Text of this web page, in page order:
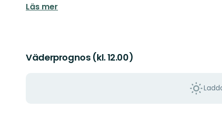
Läs mer
Väderprognos (kl. 12.00)